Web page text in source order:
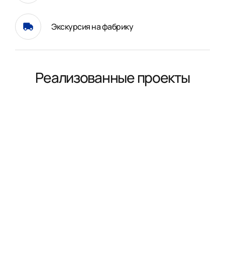
Экскурсия на фабрику
Реализованные проекты